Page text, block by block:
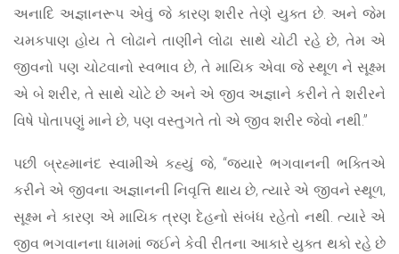
અનાદિ અજ્ઞાનરૂપ એવું જે કારણ શરીર તેણે યુક્ત છે. અને જેમ
ચમકપાણ હોય તે લોઢાને તાણીને લોઢા સાથે ચોટી રહે છે, તેમ એ
જીવનો પણ ચોટવાનો સ્વભાવ છે, તે માયિક એવા જે સ્થૂળ ને સૂક્ષ્મ
એ બે શરીર, તે સાથે ચોટે છે અને એ જીવ અજ્ઞાને કરીને તે શરીરને
વિષે પોતાપણું માને છે, પણ વસ્તુગતે તો એ જીવ શરીર જેવો નથી.”
પછી બ્રહ્માનંદ સ્વામીએ કહ્યું જે, “જ્યારે ભગવાનની ભક્તિએ
કરીને એ જીવના અજ્ઞાનની નિવૃત્તિ થાય છે, ત્યારે એ જીવને સ્થૂળ,
સૂક્ષ્મ ને કારણ એ માયિક ત્રણ દેહનો સંબંધ રહેતો નથી. ત્યારે એ
જીવ ભગવાનના ધામમાં જઈને કેવી રીતના આકારે યુક્ત થકો રહે છે